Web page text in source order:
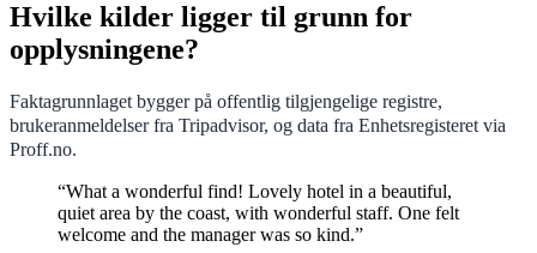
Hvilke kilder ligger til grunn for
opplysningene?
Faktagrunnlaget bygger på offentlig tilgjengelige registre,
brukeranmeldelser fra Tripadvisor, og data fra Enhetsregisteret via
Proff.no.
“What a wonderful find! Lovely hotel in a beautiful,
quiet area by the coast, with wonderful staff. One felt
welcome and the manager was so kind.”